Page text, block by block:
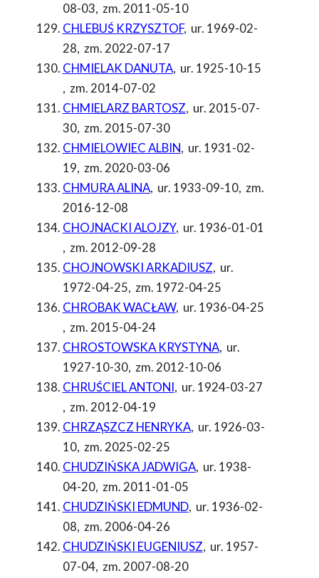
08-03, zm. 2011-05-10
CHLEBUŚ KRZYSZTOF, ur. 1969-02-
28, zm. 2022-07-17
CHMIELAK DANUTA, ur. 1925-10-15
, zm. 2014-07-02
CHMIELARZ BARTOSZ, ur. 2015-07-
30, zm. 2015-07-30
CHMIELOWIEC ALBIN, ur. 1931-02-
19, zm. 2020-03-06
CHMURA ALINA, ur. 1933-09-10, zm.
2016-12-08
CHOJNACKI ALOJZY, ur. 1936-01-01
, zm. 2012-09-28
CHOJNOWSKI ARKADIUSZ, ur.
1972-04-25, zm. 1972-04-25
CHROBAK WACŁAW, ur. 1936-04-25
, zm. 2015-04-24
CHROSTOWSKA KRYSTYNA, ur.
1927-10-30, zm. 2012-10-06
CHRUŚCIEL ANTONI, ur. 1924-03-27
, zm. 2012-04-19
CHRZĄSZCZ HENRYKA, ur. 1926-03-
10, zm. 2025-02-25
CHUDZIŃSKA JADWIGA, ur. 1938-
04-20, zm. 2011-01-05
CHUDZIŃSKI EDMUND, ur. 1936-02-
08, zm. 2006-04-26
CHUDZIŃSKI EUGENIUSZ, ur. 1957-
07-04, zm. 2007-08-20